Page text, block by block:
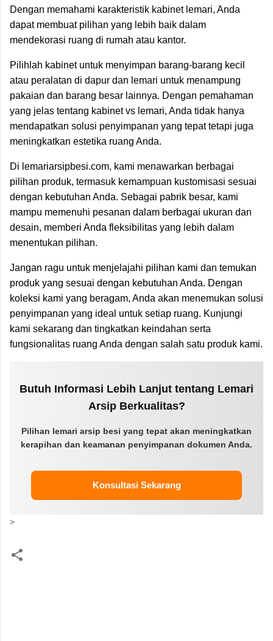
Dengan memahami karakteristik kabinet lemari, Anda
dapat membuat pilihan yang lebih baik dalam
mendekorasi ruang di rumah atau kantor.
Pilihlah kabinet untuk menyimpan barang-barang kecil
atau peralatan di dapur dan lemari untuk menampung
pakaian dan barang besar lainnya. Dengan pemahaman
yang jelas tentang kabinet vs lemari, Anda tidak hanya
mendapatkan solusi penyimpanan yang tepat tetapi juga
meningkatkan estetika ruang Anda.
Di lemariarsipbesi.com, kami menawarkan berbagai
pilihan produk, termasuk kemampuan kustomisasi sesuai
dengan kebutuhan Anda. Sebagai pabrik besar, kami
mampu memenuhi pesanan dalam berbagai ukuran dan
desain, memberi Anda fleksibilitas yang lebih dalam
menentukan pilihan.
Jangan ragu untuk menjelajahi pilihan kami dan temukan
produk yang sesuai dengan kebutuhan Anda. Dengan
koleksi kami yang beragam, Anda akan menemukan solusi
penyimpanan yang ideal untuk setiap ruang. Kunjungi
kami sekarang dan tingkatkan keindahan serta
fungsionalitas ruang Anda dengan salah satu produk kami.
Butuh Informasi Lebih Lanjut tentang Lemari
Arsip Berkualitas?
Pilihan lemari arsip besi yang tepat akan meningkatkan
kerapihan dan keamanan penyimpanan dokumen Anda.
Konsultasi Sekarang
>